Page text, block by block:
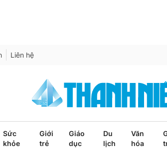
Liên hệ
Sức
khỏe
Giới
trẻ
Giáo
dục
Du
lịch
Văn
hóa